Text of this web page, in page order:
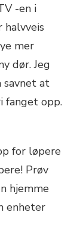
-en i
mer
dør. Jeg
savnet at
fanget opp.
for løpere
Prøv
hjemme
enheter